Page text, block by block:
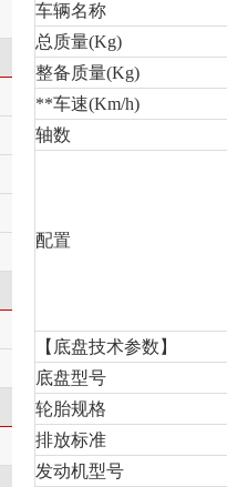
车辆名称
总质量(Kg)
整备质量(Kg)
**车速(Km/h)
轴数
配置
【底盘技术参数】
底盘型号
轮胎规格
排放标准
发动机型号